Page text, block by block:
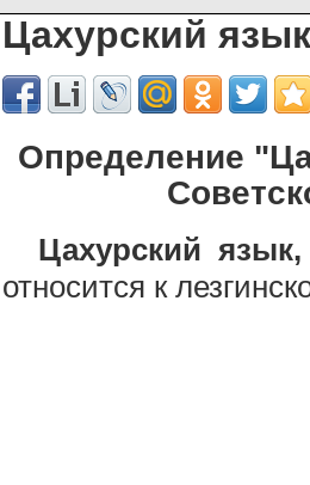
Цахурский язык
Определение
Цахурский язык,
относится к